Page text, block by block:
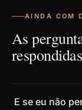
AINDA COM
As
E se eu não